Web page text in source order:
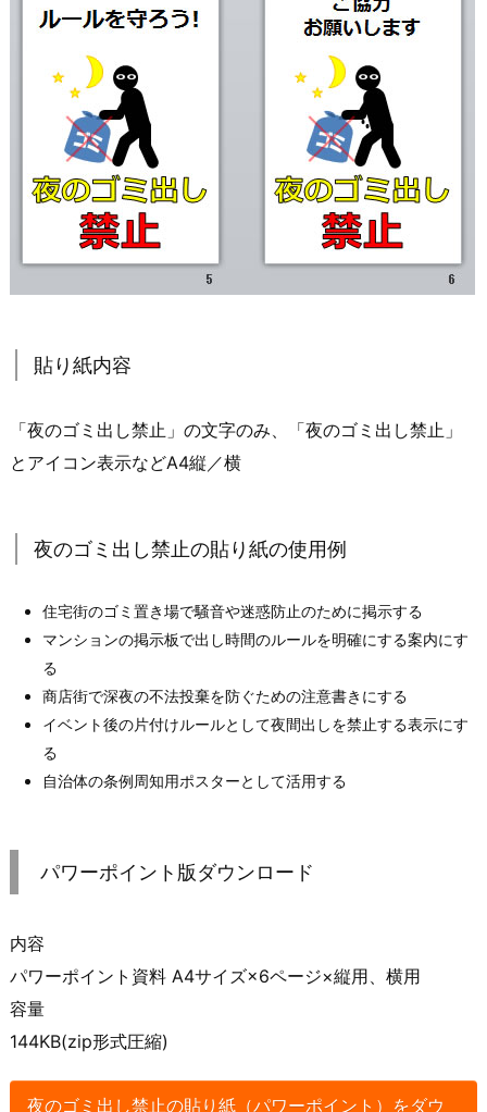
貼り紙内容
「夜のゴミ出し禁止」の文字のみ、「夜のゴミ出し禁止」
とアイコン表示などA4縦／横
夜のゴミ出し禁止の貼り紙の使用例
住宅街のゴミ置き場で騒音や迷惑防止のために掲示する
マンションの掲示板で出し時間のルールを明確にする案内にす
る
商店街で深夜の不法投棄を防ぐための注意書きにする
イベント後の片付けルールとして夜間出しを禁止する表示にす
る
自治体の条例周知用ポスターとして活用する
パワーポイント版ダウンロード
内容
パワーポイント資料 A4サイズ×6ページ×縦用、横用
容量
144KB(zip形式圧縮)
夜のゴミ出し禁止の貼り紙（パワーポイント）をダウ